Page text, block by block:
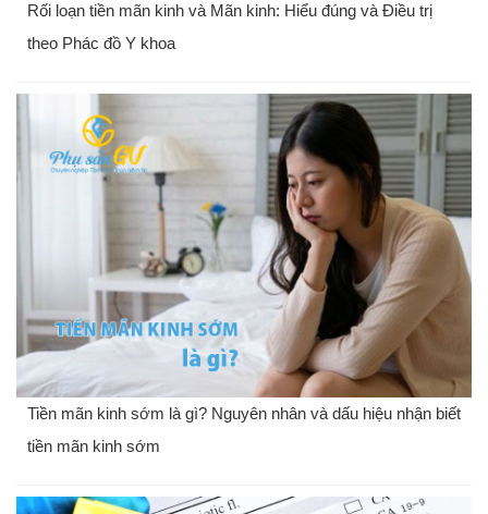
Rối loạn tiền mãn kinh và Mãn kinh: Hiểu đúng và Điều trị
theo Phác đồ Y khoa
Tiền mãn kinh sớm là gì? Nguyên nhân và dấu hiệu nhận biết
tiền mãn kinh sớm